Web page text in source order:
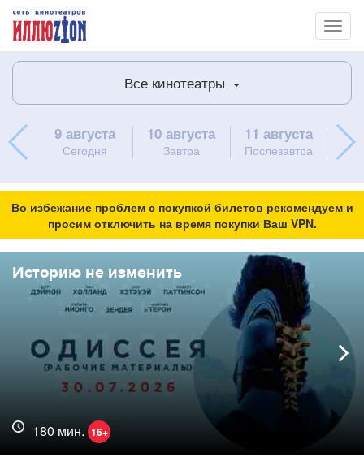
Все кинотеатры
9 августа
Сегодня
10 августа
Завтра
11 августа
Послезавтра
12
Во избежание проблем с покупкой билетов рекомендуем и
просим отключить на время покупки Ваш VPN.
Историю не изменить
180 мин. 16+